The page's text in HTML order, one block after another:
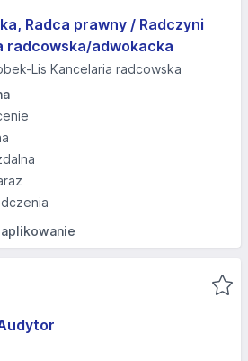
Radca prawny / Radczyni
radcowska/adwokacka
Lis Kancelaria radcowska